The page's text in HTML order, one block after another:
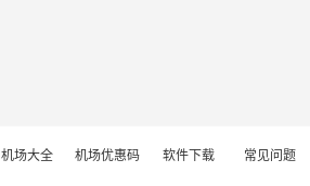
机场大全 机场优惠码 软件下载 常见问题